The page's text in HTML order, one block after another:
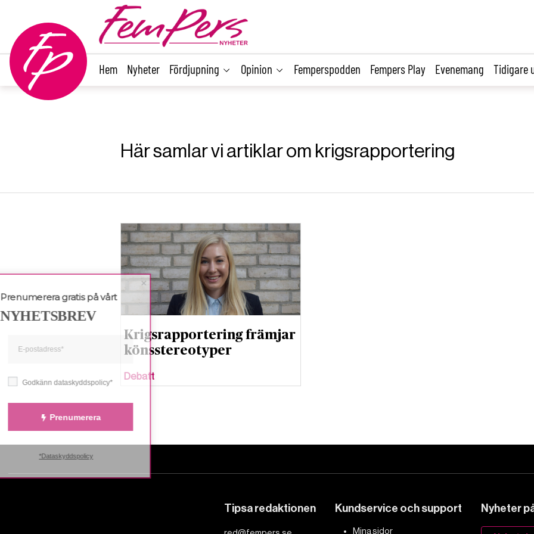
Hem Nyheter Fördjupning Opinion Femperspodden Fempers Play Evenemang Tidigare
Här samlar vi artiklar om krigsrapportering
Krigsrapportering främjar
könsstereotyper
Debatt
Tipsa redaktionen Kundservice och support
Mina sidor
Nyheter
Godkänn dataskyddspolicy*
Prenumerera
Prenumerera gratis på vårt
NYHETSBREV
*Dataskyddspolicy